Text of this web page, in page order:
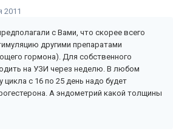
2011
с Вами, что скорее всего
другими препаратами
гормона). Для собственного
на УЗИ через неделю. В любом
с 16 по 25 день надо будет
А эндометрий какой толщины